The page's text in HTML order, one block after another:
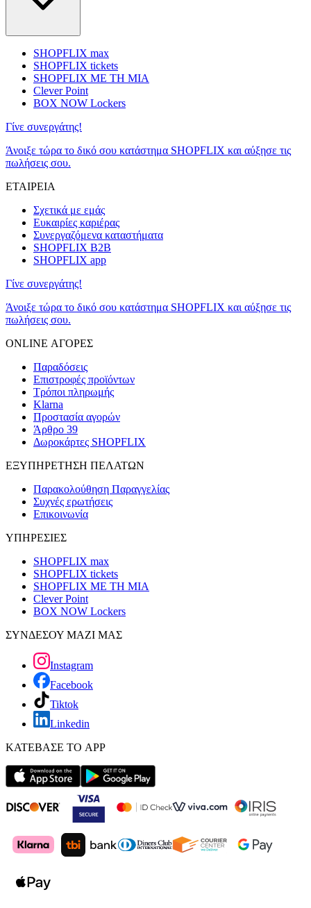
SHOPFLIX max
SHOPFLIX tickets
SHOPFLIX ΜΕ ΤΗ ΜΙΑ
Clever Point
BOX NOW Lockers
Γίνε συνεργάτης!
Άνοιξε τώρα το δικό σου κατάστημα SHOPFLIX και αύξησε τις
πωλήσεις σου.
ΕΤΑΙΡΕΙΑ
Σχετικά με εμάς
Ευκαιρίες καριέρας
Συνεργαζόμενα καταστήματα
SHOPFLIX B2B
SHOPFLIX app
Γίνε συνεργάτης!
Άνοιξε τώρα το δικό σου κατάστημα SHOPFLIX και αύξησε τις
πωλήσεις σου.
ONLINE ΑΓΟΡΕΣ
Παραδόσεις
Επιστροφές προϊόντων
Τρόποι πληρωμής
Klarna
Προστασία αγορών
Άρθρο 39
Δωροκάρτες SHOPFLIX
ΕΞΥΠΗΡΕΤΗΣΗ ΠΕΛΑΤΩΝ
Παρακολούθηση Παραγγελίας
Συχνές ερωτήσεις
Επικοινωνία
ΥΠΗΡΕΣΙΕΣ
SHOPFLIX max
SHOPFLIX tickets
SHOPFLIX ΜΕ ΤΗ ΜΙΑ
Clever Point
BOX NOW Lockers
ΣΥΝΔΕΣΟΥ ΜΑΖΙ ΜΑΣ
Instagram
Facebook
Tiktok
Linkedin
ΚΑΤΕΒΑΣΕ ΤΟ APP